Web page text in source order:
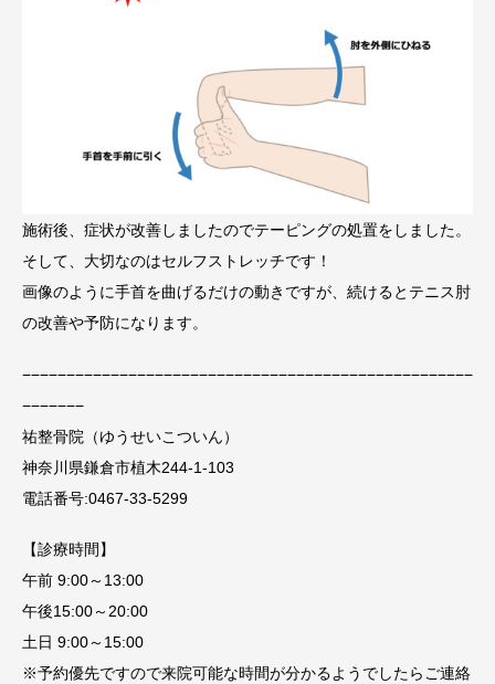
施術後、症状が改善しましたのでテーピングの処置をしました。
そして、大切なのはセルフストレッチです！
画像のように手首を曲げるだけの動きですが、続けるとテニス肘
の改善や予防になります。
−−−−−−−−−−−−−−−−−−−−−−−−−−−−−−−−−−−−−−−−−−−−−−−−−−−
−−−−−−−
祐整骨院（ゆうせいこついん）
神奈川県鎌倉市植木244-1-103
電話番号:0467-33-5299
【診療時間】
午前 9:00～13:00
午後15:00～20:00
土日 9:00～15:00
※予約優先ですので来院可能な時間が分かるようでしたらご連絡